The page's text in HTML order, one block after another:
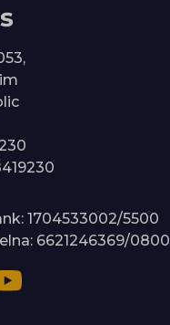
1704533002/5500
6621246369/0800